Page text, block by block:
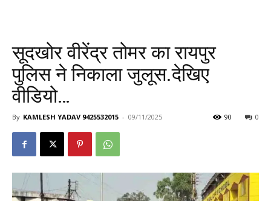
सूदखोर वीरेंद्र तोमर का रायपुर
पुलिस ने निकाला जुलूस.देखिए
वीडियो…
By KAMLESH YADAV 9425532015 - 09/11/2025 0
90